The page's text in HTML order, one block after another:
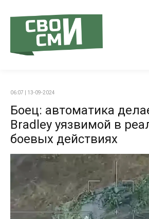
06:07 | 13-09-2024
Боец: автоматика
Bradley уязвимой в
боевых действиях